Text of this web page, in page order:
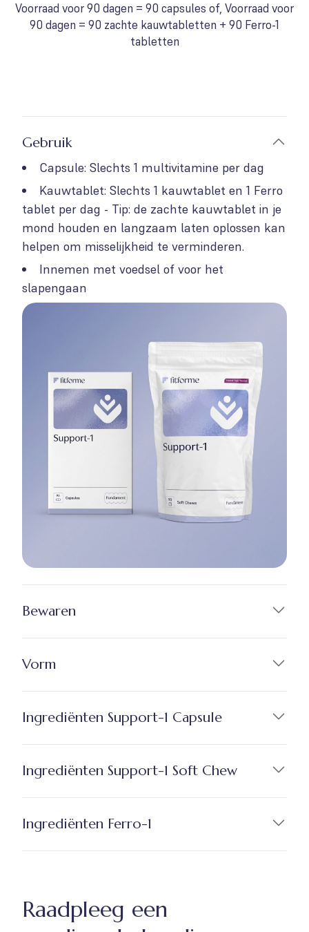
Voorraad voor 90 dagen = 90 capsules of, Voorraad voor
90 dagen = 90 zachte kauwtabletten + 90 Ferro-1
tabletten
Gebruik
Capsule: Slechts 1 multivitamine per dag
Kauwtablet: Slechts 1 kauwtablet en 1 Ferro
tablet per dag - Tip: de zachte kauwtablet in je
mond houden en langzaam laten oplossen kan
helpen om misselijkheid te verminderen.
Innemen met voedsel of voor het
slapengaan
Bewaren
Vorm
Ingrediënten Support-1 Capsule
Ingrediënten Support-1 Soft Chew
Ingrediënten Ferro-1
Raadpleeg een